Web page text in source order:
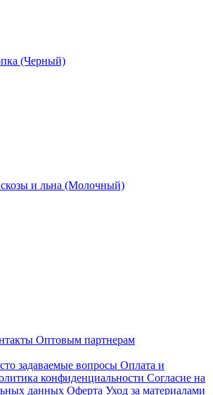
(Черный)
и льна (Молочный)
Оптовым партнерам
задаваемые вопросы Оплата и
конфиденциальности Согласие на
данных Оферта Уход за материалами